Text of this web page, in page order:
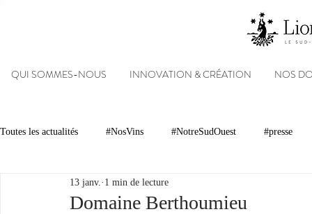
QUI SOMMES-NOUS INNOVATION & CRÉATION NOS
Toutes les actualités #NosVins #NotreSudOuest #presse
Chambre d’Amour Vins
Domaine Berthoumieu
13 janv. 1 min de lecture